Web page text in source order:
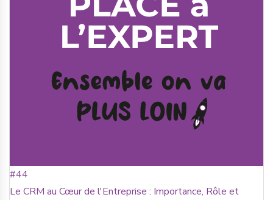
#44
Le CRM au Cœur de l'Entreprise : Importance, Rôle et